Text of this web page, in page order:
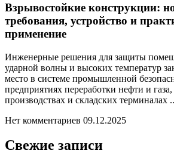
Взрывостойкие конструкции:
требования, устройство и
применение
Инженерные решения для защиты
ударной волны и высоких температур
место в системе промышленной
предприятиях переработки нефти и
производствах и складских терминалах
Нет комментариев 09.12.2025
Свежие записи